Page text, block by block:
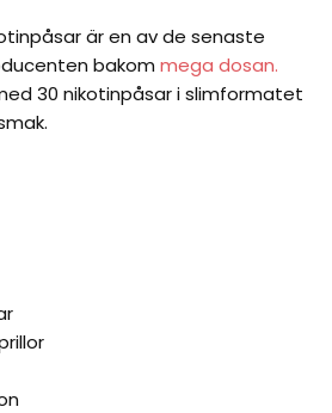
är en av de senaste
bakom mega dosan.
30 nikotinpåsar i slimformatet